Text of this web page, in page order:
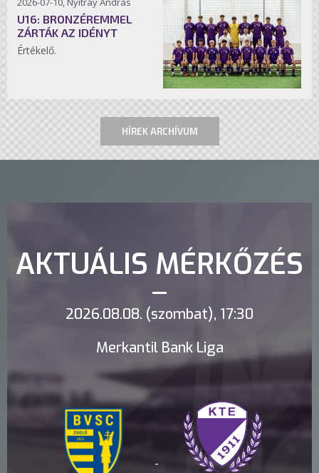
U16: BRONZÉREMMEL
ZÁRTÁK AZ IDÉNYT
Értékelő.
HÍREK ARCHÍVUM
AKTUÁLIS MÉRKŐZÉS
2026.08.08. (szombat), 17:30
Merkantil Bank Liga
-